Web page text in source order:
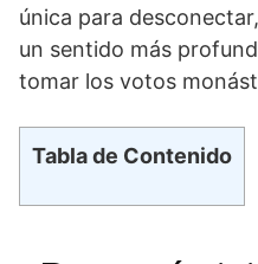
⁣única ​para
un sentido más⁤
tomar los votos
Tabla de Contenido